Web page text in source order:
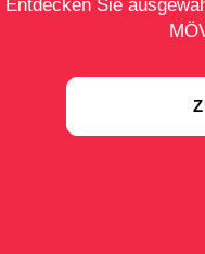
Entdecken Sie